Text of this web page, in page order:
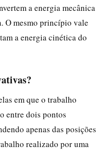
a energia mecânica
O mesmo princípio vale
a energia cinética do
em que o trabalho
entre dois pontos
apenas das posições
realizado por uma